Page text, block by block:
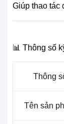
Giúp thao tác
📊 Thông số
Thông
Tên sản